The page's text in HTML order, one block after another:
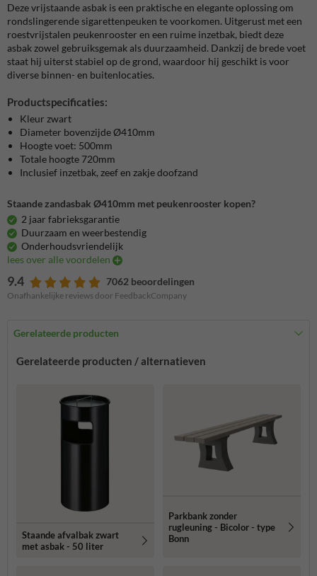
Deze vrijstaande asbak is een praktische en elegante oplossing om
rondslingerende sigarettenpeuken te voorkomen. Uitgerust met een
roestvrijstalen peukenrooster en een ruime inzetbak, biedt deze
asbak zowel gebruiksgemak als duurzaamheid. Dankzij de brede voet
staat hij uiterst stabiel op de grond, waardoor hij geschikt is voor
diverse binnen- en buitenlocaties.
Productspecificaties:
Kleur zwart
Diameter bovenzijde Ø410mm
Hoogte voet: 500mm
Totale hoogte 720mm
Inclusief inzetbak, zeef en zakje doofzand
Staande zandasbak Ø410mm met peukenrooster kopen?
2 jaar fabrieksgarantie
Duurzaam en weerbestendig
Onderhoudsvriendelijk
lees over alle voordelen
9.4 7062 beoordelingen
Onafhankelijke reviews door FeedbackCompany
Gerelateerde producten
Gerelateerde producten / alternatieven
Staande afvalbak zwart
met asbak - 50 liter
Parkbank zonder
rugleuning - Bicolor - type
Bonn